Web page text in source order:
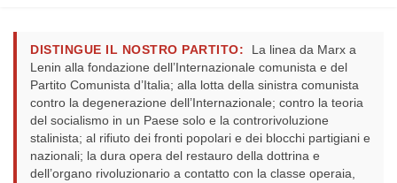
DISTINGUE IL NOSTRO PARTITO:
La linea da Marx a
Lenin alla fondazione dell’Internazionale comunista e del
Partito Comunista d’Italia; alla lotta della sinistra comunista
contro la degenerazione dell’Internazionale; contro la teoria
del socialismo in un Paese solo e la controrivoluzione
stalinista; al rifiuto dei fronti popolari e dei blocchi partigiani e
nazionali; la dura opera del restauro della dottrina e
dell’organo rivoluzionario a contatto con la classe operaia,